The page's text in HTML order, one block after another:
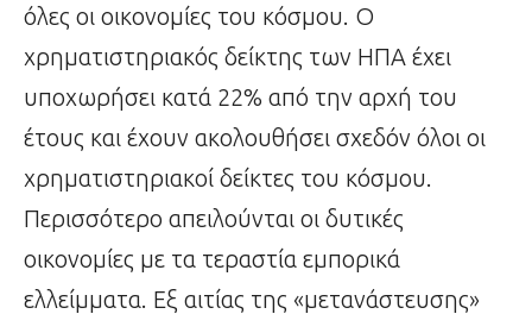
όλες οι οικονομίες του κόσμου. Ο
χρηματιστηριακός δείκτης των ΗΠΑ έχει
υποχωρήσει κατά 22% από την αρχή του
έτους και έχουν ακολουθήσει σχεδόν όλοι οι
χρηματιστηριακοί δείκτες του κόσμου.
Περισσότερο απειλούνται οι δυτικές
οικονομίες με τα τεραστία εμπορικά
ελλείμματα. Εξ αιτίας της «μετανάστευσης»